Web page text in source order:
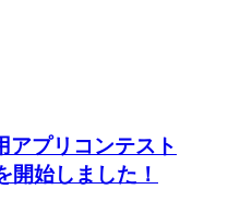
アプリコンテスト
開始しました！